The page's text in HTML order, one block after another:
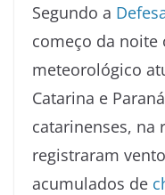
Segundo a
começo da noite
meteorológico
Catarina e
catarinenses, na
registraram
acumulados de